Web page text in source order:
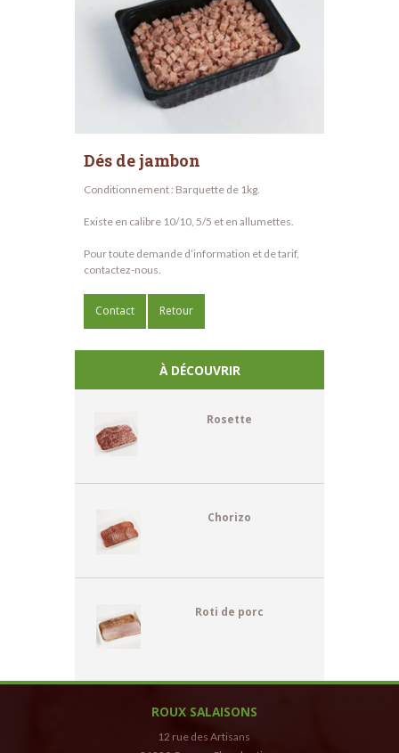
Dés de jambon
Conditionnement : Barquette de 1kg.
Existe en calibre 10/10, 5/5 et en allumettes.
Pour toute demande d’information et de tarif,
contactez-nous.
Contact Retour
À DÉCOUVRIR
Rosette
Chorizo
Roti de porc
ROUX SALAISONS
12 rue des Artisans